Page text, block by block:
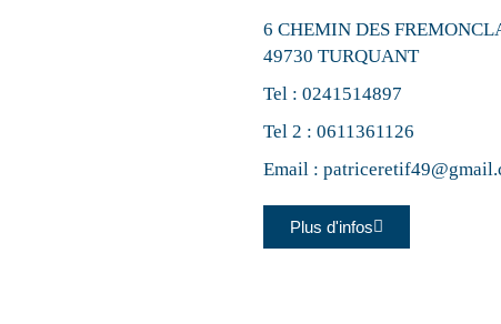
6 CHEMIN DES
49730 TURQUANT
Tel : 0241514897
Tel 2 : 0611361126
Email :
Plus d'infos